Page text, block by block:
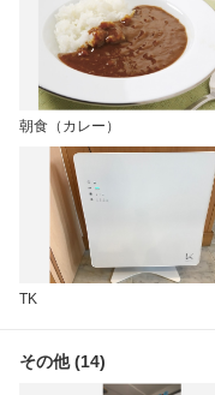
朝食（カレー）
TK
その他 (14)